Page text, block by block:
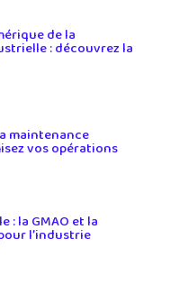
de la
: découvrez la
maintenance
vos opérations
la GMAO et la
l’industrie